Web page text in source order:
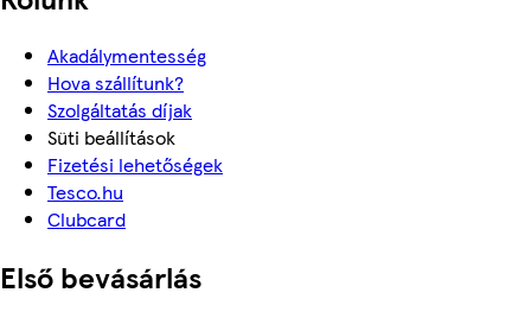
Akadálymentesség
Hova szállítunk?
Szolgáltatás díjak
Süti beállítások
Fizetési lehetőségek
Tesco.hu
Clubcard
Első bevásárlás